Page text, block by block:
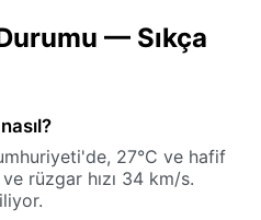
— Sıkça
27°C ve hafif
rüzgar hızı 34 km/s.